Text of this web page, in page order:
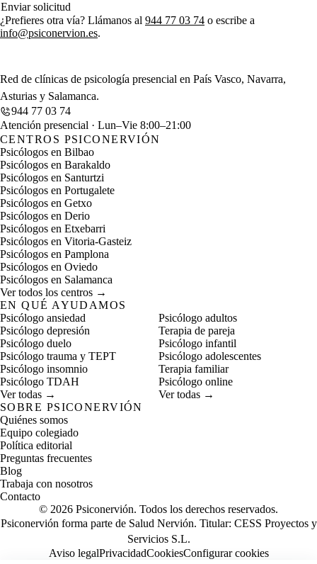
Enviar solicitud
¿Prefieres otra vía? Llámanos al 944 77 03 74 o escribe a
info@psiconervion.es.
Red de clínicas de psicología presencial en País Vasco, Navarra,
Asturias y Salamanca.
944 77 03 74
Atención presencial · Lun–Vie 8:00–21:00
CENTROS PSICONERVIÓN
Psicólogos en Bilbao
Psicólogos en Barakaldo
Psicólogos en Santurtzi
Psicólogos en Portugalete
Psicólogos en Getxo
Psicólogos en Derio
Psicólogos en Etxebarri
Psicólogos en Vitoria-Gasteiz
Psicólogos en Pamplona
Psicólogos en Oviedo
Psicólogos en Salamanca
Ver todos los centros →
EN QUÉ AYUDAMOS
Psicólogo ansiedad
Psicólogo depresión
Psicólogo duelo
Psicólogo trauma y TEPT
Psicólogo insomnio
Psicólogo TDAH
Ver todas →
Psicólogo adultos
Terapia de pareja
Psicólogo infantil
Psicólogo adolescentes
Terapia familiar
Psicólogo online
Ver todas →
SOBRE PSICONERVIÓN
Quiénes somos
Equipo colegiado
Política editorial
Preguntas frecuentes
Blog
Trabaja con nosotros
Contacto
© 2026 Psiconervión. Todos los derechos reservados.
Psiconervión forma parte de Salud Nervión. Titular: CESS Proyectos y
Servicios S.L.
Aviso legalPrivacidadCookiesConfigurar cookies